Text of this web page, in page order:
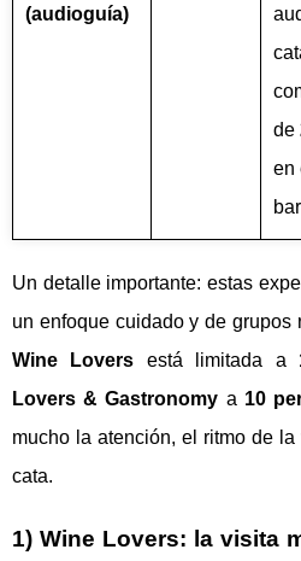
(audioguía)
de
en
bar
Un detalle importante: estas
un enfoque cuidado y de grupos
Wine Lovers está limitada a
Lovers & Gastronomy a 10
mucho la atención, el ritmo de
cata.
1) Wine Lovers: la visita